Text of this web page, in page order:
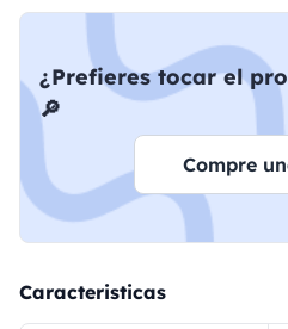
¿Prefieres tocar el
🔎
Compre
Caracteristicas